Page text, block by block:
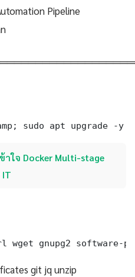
Pipeline
sudo apt upgrade -y
าใจ Docker Multi-stage
IT
gnupg2 software-
git jq unzip